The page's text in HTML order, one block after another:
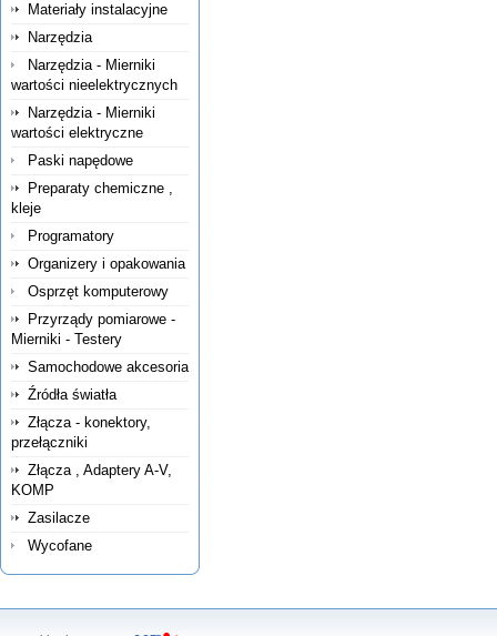
Materiały instalacyjne
Narzędzia
Narzędzia - Mierniki
wartości nieelektrycznych
Narzędzia - Mierniki
wartości elektryczne
Paski napędowe
Preparaty chemiczne ,
kleje
Programatory
Organizery i opakowania
Osprzęt komputerowy
Przyrządy pomiarowe -
Mierniki - Testery
Samochodowe akcesoria
Źródła światła
Złącza - konektory,
przełączniki
Złącza , Adaptery A-V,
KOMP
Zasilacze
Wycofane